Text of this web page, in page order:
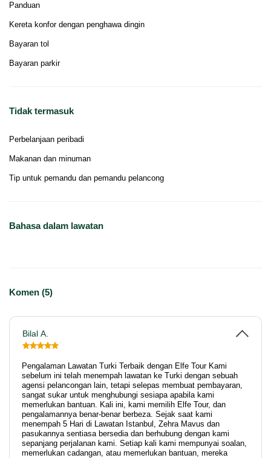
Panduan
Kereta konfor dengan penghawa dingin
Bayaran tol
Bayaran parkir
Tidak termasuk
Perbelanjaan peribadi
Makanan dan minuman
Tip untuk pemandu dan pemandu pelancong
Bahasa dalam lawatan
Komen (5)
Bilal A.
Pengalaman Lawatan Turki Terbaik dengan Elfe Tour Kami
sebelum ini telah menempah lawatan ke Turki dengan sebuah
agensi pelancongan lain, tetapi selepas membuat pembayaran,
sangat sukar untuk menghubungi sesiapa apabila kami
memerlukan bantuan. Kali ini, kami memilih Elfe Tour, dan
pengalamannya benar-benar berbeza. Sejak saat kami
menempah 5 Hari di Lawatan Istanbul, Zehra Mavus dan
pasukannya sentiasa bersedia dan berhubung dengan kami
sepanjang perjalanan kami. Setiap kali kami mempunyai soalan,
memerlukan cadangan, atau memerlukan bantuan, mereka